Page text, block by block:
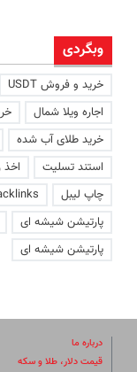
وبگردی
خرید و فروش USDT
اجاره ویلا شمال
خرید طلای آب شده
استند تسلیت
اخذ
چاپ لیبل
پارتیشن شیشه ای
پارتیشن شیشه ای
درباره ما
قیمت دلار، طلا و سکه